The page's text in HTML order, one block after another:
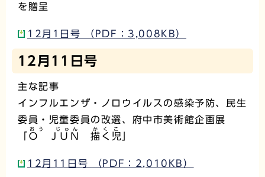
を贈呈
12月1日号 （PDF：3,008KB）
12月11日号
主な記事
インフルエンザ・ノロウイルスの感染予防、民生
委員・児童委員の改選、府中市美術館企画展
Ｏ ＪＵＮ
おう じゅん
描く児
かくこ
12月11日号 （PDF：2,010KB）